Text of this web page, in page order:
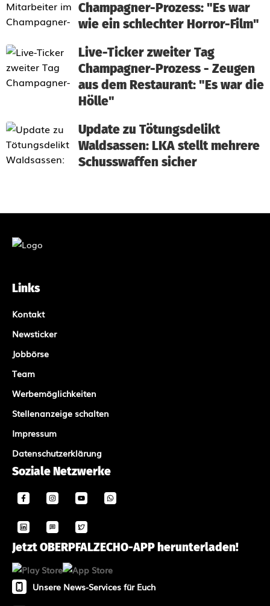
Champagner-Prozess: "Es war
wie ein schlechter Horror-Film"
Live-Ticker zweiter Tag
Champagner-Prozess - Zeugen
aus dem Restaurant: "Es war die
Hölle"
Update zu Tötungsdelikt
Waldsassen: LKA stellt mehrere
Schusswaffen sicher
Links
Kontakt
Newsticker
Jobbörse
Team
Werbemöglichkeiten
Stellenanzeige schalten
Impressum
Datenschutzerklärung
Soziale Netzwerke
Jetzt OBERPFALZECHO-APP herunterladen!
Unsere News-Services für Euch